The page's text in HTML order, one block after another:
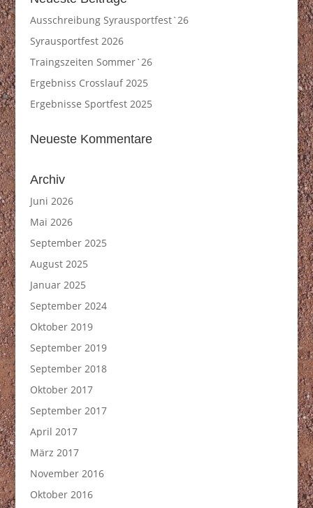
Ausschreibung Syrausportfest`26
Syrausportfest 2026
Traingszeiten Sommer`26
Ergebniss Crosslauf 2025
Ergebnisse Sportfest 2025
Neueste Kommentare
Archiv
Juni 2026
Mai 2026
September 2025
August 2025
Januar 2025
September 2024
Oktober 2019
September 2019
September 2018
Oktober 2017
September 2017
April 2017
März 2017
November 2016
Oktober 2016